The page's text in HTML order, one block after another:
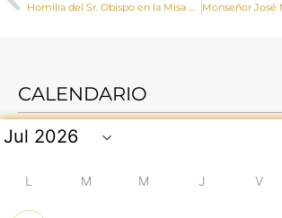
Homilía del Sr. Obispo en la Misa del Centenario de la Coronación de la Virgen de la Loma de Campillo de Altobuey
CALENDARIO
L M M J V